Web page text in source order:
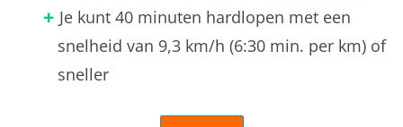
Je kunt 40 minuten hardlopen met een
snelheid van 9,3 km/h (6:30 min. per km) of
sneller